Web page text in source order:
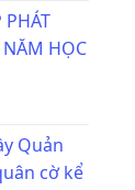
PHÁT
NĂM HỌC
Quản
cờ kể